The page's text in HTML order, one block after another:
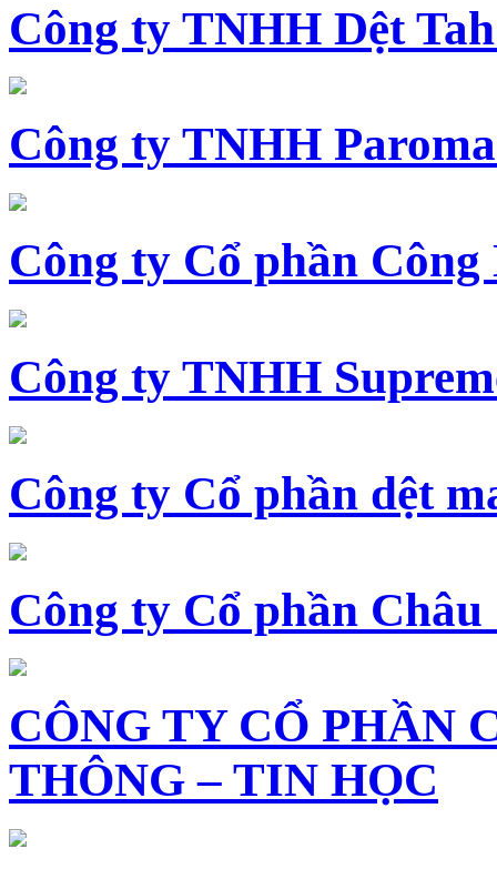
Công ty TNHH Dệt
Công ty TNHH
Công ty Cổ phần Công
Công ty TNHH
Công ty Cổ phần dệt
Công ty Cổ phần Châu
CÔNG TY CỔ PHẦN
THÔNG – TIN HỌC